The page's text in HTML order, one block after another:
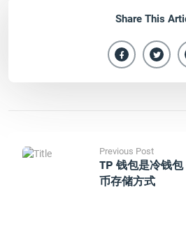
Share This
Previous Post
TP 钱包是冷钱
币存储方式